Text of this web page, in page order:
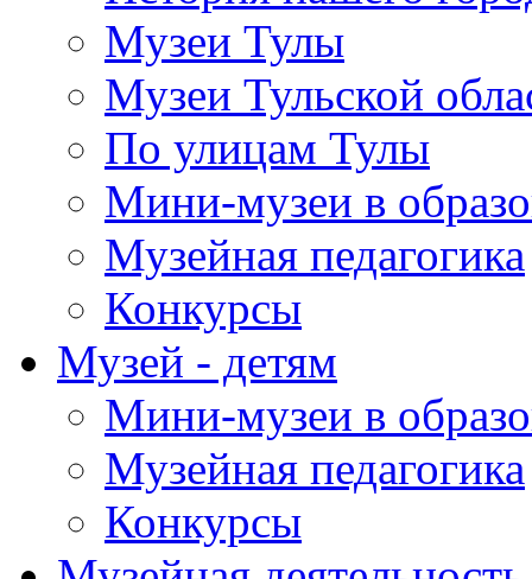
Музеи Тулы
Музеи Тульской
По улицам Тулы
Мини-музеи в
Музейная педагогика
Конкурсы
Музей - детям
Мини-музеи в
Музейная педагогика
Конкурсы